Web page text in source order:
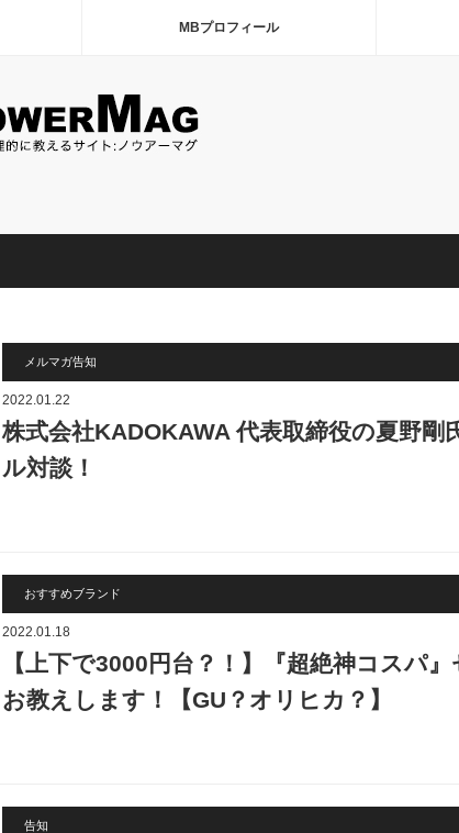
MBプロフィール
メルマガ告知
2022.01.22
株式会社KADOKAWA 代表取締役の夏野剛
ル対談！
おすすめブランド
2022.01.18
【上下で3000円台？！】『超絶神コスパ
お教えします！【GU？オリヒカ？】
告知